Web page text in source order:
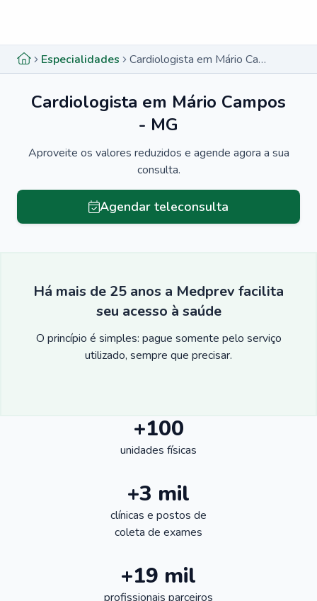
Especialidades Cardiologista em Mário Campos - MG
Cardiologista em Mário Campos
- MG
Aproveite os valores reduzidos e agende agora a sua
consulta.
Agendar teleconsulta
Há mais de 25 anos a Medprev facilita
seu acesso à saúde
O princípio é simples: pague somente pelo serviço
utilizado, sempre que precisar.
+100
unidades físicas
+3 mil
clínicas e postos de
coleta de exames
+19 mil
profissionais parceiros